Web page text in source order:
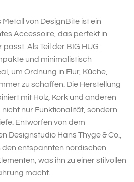
von DesignBite ist ein
Accessoire, das perfekt in
Als Teil der BIG HUG
und minimalistisch
um Ordnung in Flur, Küche,
zu schaffen. Die Herstellung
mit Holz, Kork und anderen
nur Funktionalität, sondern
Entworfen von dem
Designstudio Hans Thyge & Co.,
den entspannten nordischen
was ihn zu einer stilvollen
macht.